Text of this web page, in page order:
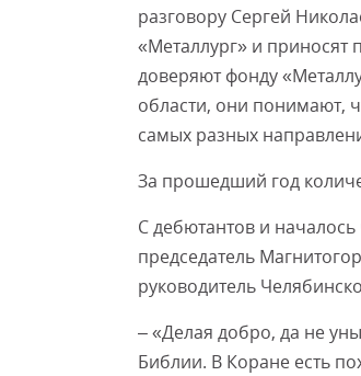
разговору Сергей
«Металлург» и
доверяют фонду
области, они понимают,
самых разных
За прошедший год
С дебютантов и
председатель
руководитель
– «Делая добро, да не
Библии. В Коране есть